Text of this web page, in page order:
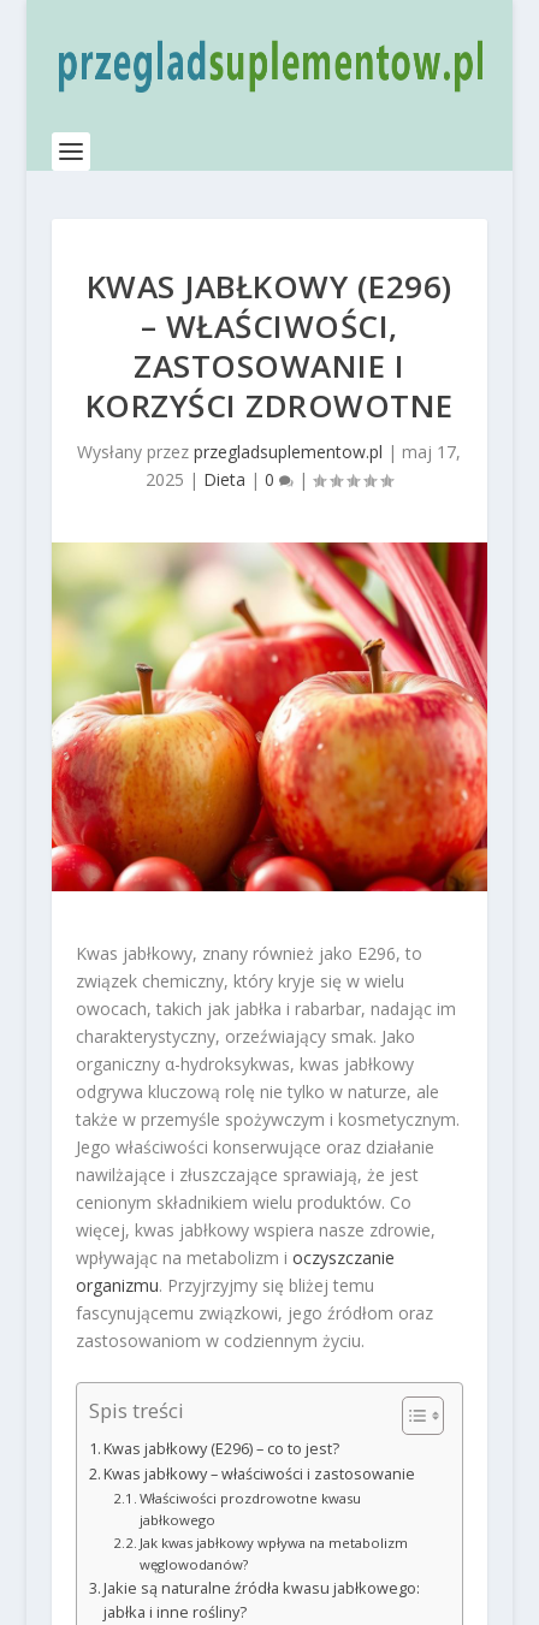
KWAS JABŁKOWY (E296)
– WŁAŚCIWOŚCI,
ZASTOSOWANIE I
KORZYŚCI ZDROWOTNE
Wysłany przezprzegladsuplementow.pl | maj 17,
2025 | Dieta |0 |
Kwas jabłkowy, znany również jako E296, to
związek chemiczny, który kryje się w wielu
owocach, takich jak jabłka i rabarbar, nadając im
charakterystyczny, orzeźwiający smak. Jako
organiczny α-hydroksykwas, kwas jabłkowy
odgrywa kluczową rolę nie tylko w naturze, ale
także w przemyśle spożywczym i kosmetycznym.
Jego właściwości konserwujące oraz działanie
nawilżające i złuszczające sprawiają, że jest
cenionym składnikiem wielu produktów. Co
więcej, kwas jabłkowy wspiera nasze zdrowie,
wpływając na metabolizm i oczyszczanie
organizmu. Przyjrzyjmy się bliżej temu
fascynującemu związkowi, jego źródłom oraz
zastosowaniom w codziennym życiu.
Spis treści
Kwas jabłkowy (E296) – co to jest?
Kwas jabłkowy – właściwości i zastosowanie
Właściwości prozdrowotne kwasu
jabłkowego
Jak kwas jabłkowy wpływa na metabolizm
węglowodanów?
Jakie są naturalne źródła kwasu jabłkowego:
jabłka i inne rośliny?